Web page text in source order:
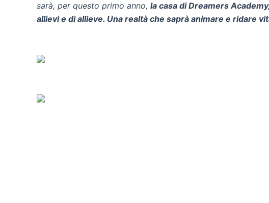
sarà, per questo primo anno, la casa di Dreamers
allievi e di allieve. Una realtà che saprà animare e ridare